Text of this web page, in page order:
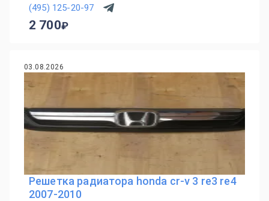
(495) 125-20-97
2 700
03.08.2026
Решетка радиатора honda cr-v 3 re3 re4
2007-2010